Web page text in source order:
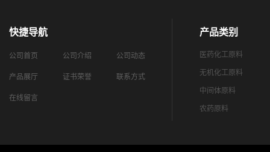
快捷导航
公司首页 公司介绍 公司动态
产品展厅 证书荣誉 联系方式
在线留言
产品类别
医药化工原料
无机化工原料
中间体原料
农药原料